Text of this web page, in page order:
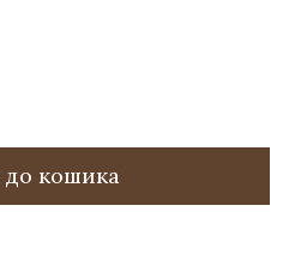
до кошика